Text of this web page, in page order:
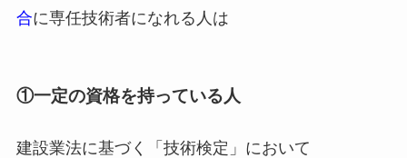
合に専任技術者になれる人は
①一定の資格を持っている人
建設業法に基づく「技術検定」において